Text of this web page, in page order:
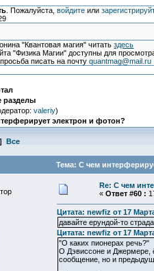
. Пожалуйста, войдитеили
"Квантовая магия" читатьздесь
"Физика Магии" доступны для
писать на почтуquantmag@mail.ru
разделы
valeriy)
электрон и фотон?
Все
Тема: С чем
Re: С чем
« Ответ #60 :
Цитата: newfiz от 17
давайте ерундой-то
Цитата: newfiz от 17
"О каких пионерах речь?"
О Дэвиссоне и Джермере,
сообщение, но и